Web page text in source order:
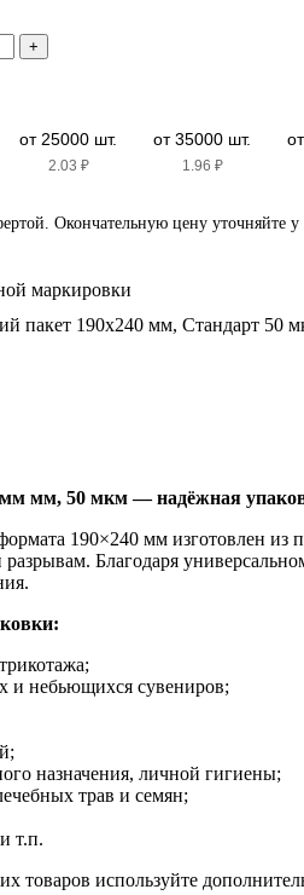
+
от 25000 шт.
2.03 ₽
от 35000 шт.
1.96 ₽
Окончательную цену уточняйте
маркировки
пакет 190х240 мм, Стандарт 50
мм мм, 50 мкм — надёжная
190×240 мм изготовлен
Благодаря
и небьющихся сувениров;
назначения, личной гигиены;
трав и семян;
т.п.
товаров используйте